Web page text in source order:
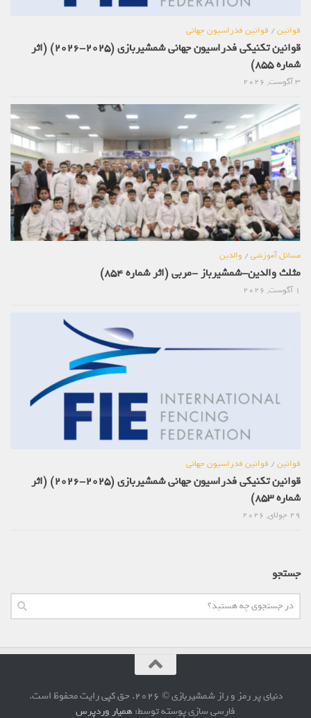
قوانین/قوانین فدراسیون جهانی
قوانین تکنیکی فدراسیون جهانی شمشیربازی (2025-2026) (اثر
شماره 855)
مسائل آموزشی/والدین
مثلث والدین-شمشیرباز -مربی (اثر شماره 854)
قوانین/قوانین فدراسیون جهانی
قوانین تکنیکی فدراسیون جهانی شمشیربازی (2025-2026) (اثر
شماره 853)
جستجو
دنیای پر رمز و راز شمشیربازی © 2026. حق کپی رایت محفوظ است.
فارسی سازی پوسته توسط:همیار وردپرس